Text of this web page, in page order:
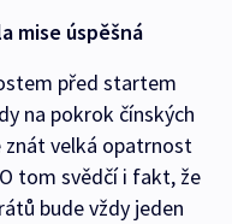
mise úspěšná
před startem
na pokrok čínských
velká opatrnost
tom svědčí i fakt, že
bude vždy jeden